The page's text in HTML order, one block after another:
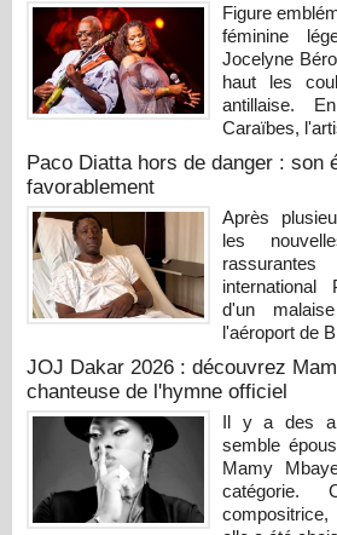
Figure
féminine
Jocelyne
haut les
antillaise.
Caraïbes,
Paco Diatta hors de danger : son
favorablement
Après
les
international
d'un
l'aéroport de
JOJ Dakar 2026 : découvrez
chanteuse de l'hymne officiel
Il y a des
semble
Mamy
catégorie.
compositrice,